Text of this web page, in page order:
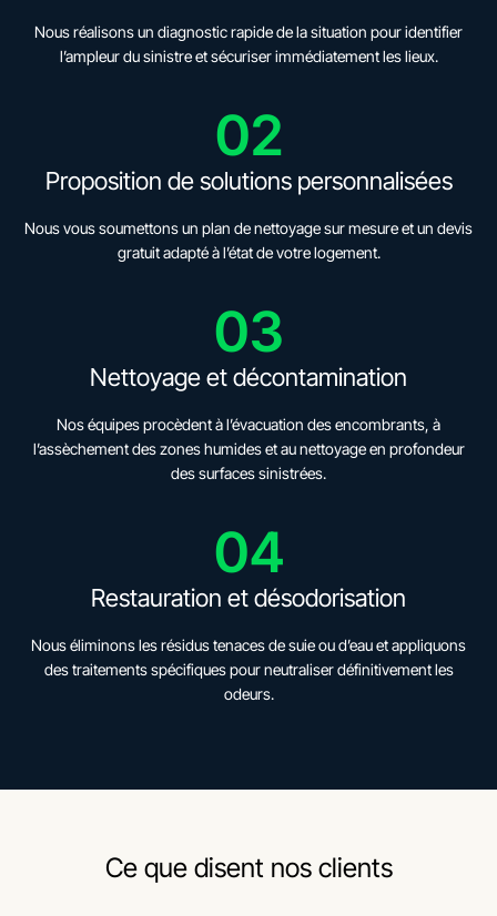
Nous réalisons un diagnostic rapide de la situation pour identifier
l’ampleur du sinistre et sécuriser immédiatement les lieux.
02
Proposition de solutions personnalisées
Nous vous soumettons un plan de nettoyage sur mesure et un devis
gratuit adapté à l’état de votre logement.
03
Nettoyage et décontamination
Nos équipes procèdent à l’évacuation des encombrants, à
l’assèchement des zones humides et au nettoyage en profondeur
des surfaces sinistrées.
04
Restauration et désodorisation
Nous éliminons les résidus tenaces de suie ou d’eau et appliquons
des traitements spécifiques pour neutraliser définitivement les
odeurs.
Ce que disent nos clients